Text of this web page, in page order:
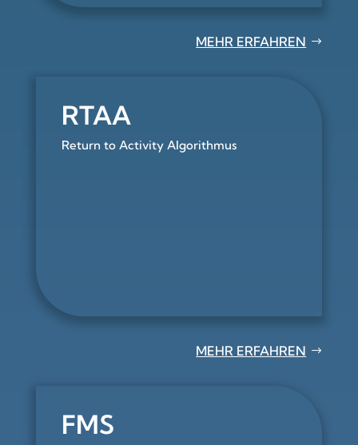
MEHR ERFAHREN
RTAA
Return to Activity Algorithmus
MEHR ERFAHREN
FMS